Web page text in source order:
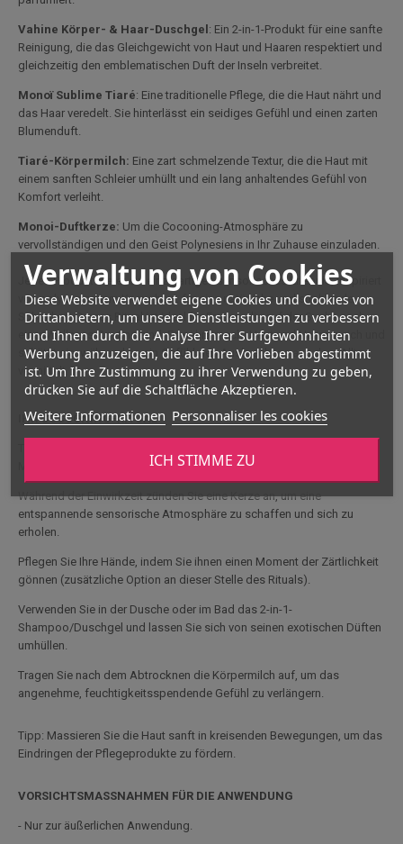
Verwaltung von Cookies
Diese Website verwendet eigene Cookies und Cookies von
Drittanbietern, um unsere Dienstleistungen zu verbessern
und Ihnen durch die Analyse Ihrer Surfgewohnheiten
Werbung anzuzeigen, die auf Ihre Vorlieben abgestimmt
ist. Um Ihre Zustimmung zu ihrer Verwendung zu geben,
drücken Sie auf die Schaltfläche Akzeptieren.
Weitere Informationen Personnaliser les cookies
ICH STIMME ZU
Vahine Körper- & Haar-Duschgel : Ein 2-in-1-Produkt für eine sanfte
Reinigung, die das Gleichgewicht von Haut und Haaren respektiert und
gleichzeitig den emblematischen Duft der Inseln verbreitet.
Monoï Sublime Tiaré: Eine traditionelle Pflege, die die Haut nährt und
das Haar veredelt. Sie hinterlässt ein seidiges Gefühl und einen zarten
Blumenduft.
Tiaré-Körpermilch: Eine zart schmelzende Textur, die die Haut mit
einem sanften Schleier umhüllt und ein lang anhaltendes Gefühl von
Komfort verleiht.
Monoi-Duftkerze: Um die Cocooning-Atmosphäre zu
vervollständigen und den Geist Polynesiens in Ihr Zuhause einzuladen.
Jedes Produkt bietet ein einzigartiges sensorisches Erlebnis, inspiriert
von polynesischem Know-how, für eine natürliche und strahlende
Schönheit. Dieses Ritual ist ideal für Frauen, die auf der Suche nach
einer Wellness-Routine sind. Es nährt, macht Haut und Haare weich und
schützt sie, während es ein Gefühl des Ausbrechens aus dem Alltag
vermittelt.
IHR COCOONING-RITUAL
Minuten einwirken, um eine tiefgehende nährende Pflege zu erhalten.
Während der Einwirkzeit zünden Sie eine Kerze an, um eine
entspannende sensorische Atmosphäre zu schaffen und sich zu
erholen.
Pflegen Sie Ihre Hände, indem Sie ihnen einen Moment der Zärtlichkeit
gönnen (zusätzliche Option an dieser Stelle des Rituals).
Verwenden Sie in der Dusche oder im Bad das 2-in-1-
Shampoo/Duschgel und lassen Sie sich von seinen exotischen Düften
umhüllen.
Tragen Sie nach dem Abtrocknen die Körpermilch auf, um das
angenehme, feuchtigkeitsspendende Gefühl zu verlängern.
Tipp: Massieren Sie die Haut sanft in kreisenden Bewegungen, um das
Eindringen der Pflegeprodukte zu fördern.
VORSICHTSMASSNAHMEN FÜR DIE ANWENDUNG
- Nur zur äußerlichen Anwendung.